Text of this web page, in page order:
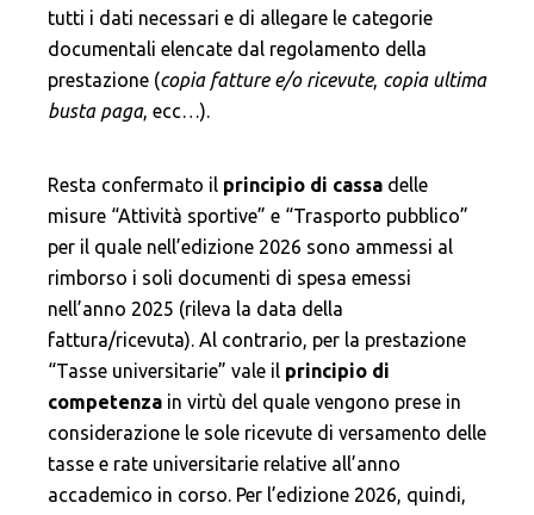
tutti i dati necessari e di allegare le categorie
documentali elencate dal regolamento della
prestazione (copia fatture e/o ricevute, copia ultima
busta paga, ecc…).
Resta confermato il principio di cassa delle
misure “Attività sportive” e “Trasporto pubblico”
per il quale nell’edizione 2026 sono ammessi al
rimborso i soli documenti di spesa emessi
nell’anno 2025 (rileva la data della
fattura/ricevuta). Al contrario, per la prestazione
“Tasse universitarie” vale il principio di
competenza in virtù del quale vengono prese in
considerazione le sole ricevute di versamento delle
tasse e rate universitarie relative all’anno
accademico in corso. Per l’edizione 2026, quindi,